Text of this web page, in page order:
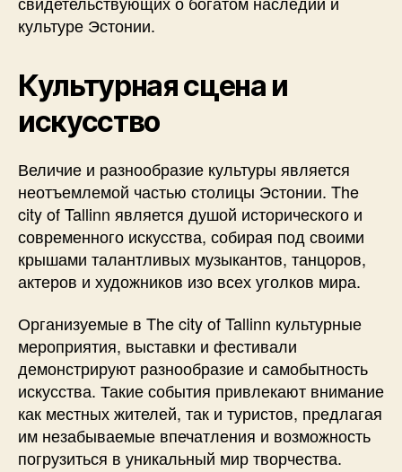
культуре Эстонии.
Культурная сцена и
искусство
Величие и разнообразие культуры является
неотъемлемой частью столицы Эстонии. The
city of Tallinn является душой исторического и
современного искусства, собирая под своими
крышами талантливых музыкантов, танцоров,
актеров и художников изо всех уголков мира.
Организуемые в The city of Tallinn культурные
мероприятия, выставки и фестивали
демонстрируют разнообразие и самобытность
искусства. Такие события привлекают внимание
как местных жителей, так и туристов, предлагая
им незабываемые впечатления и возможность
погрузиться в уникальный мир творчества.